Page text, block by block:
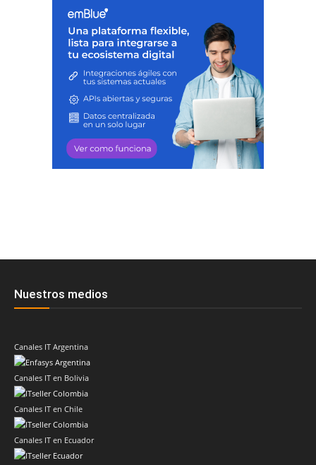
Nuestros medios
Canales IT Argentina
Canales IT en Bolivia
Canales IT en Chile
Canales IT en Ecuador